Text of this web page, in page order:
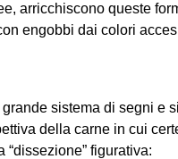
arricchiscono queste
engobbi dai colori
sistema di segni e
della carne in cui
figurativa: